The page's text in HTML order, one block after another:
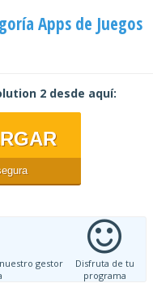
Apps de Juegos
2 desde aquí:
gestor
Disfruta de tu
programa